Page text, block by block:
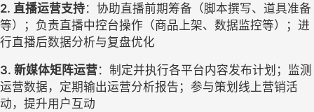
2. 直播运营支持： 协助直播前期筹备（脚本撰写、道具准备
等）
； 负责直播中控台操作（商品上架、数据监控等） ； 进
行直播后数据分析与复盘优化
3. 新媒体矩阵运营 ： 制定并执行各平台内容发布计划 ；
监测
运营数据，定期输出运营分析报告 ； 参与策划线上营销活
动，提升用户互动